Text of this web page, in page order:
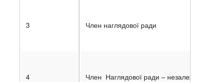
Член наглядової ради
Член Наглядової ради – незалежний
3
4